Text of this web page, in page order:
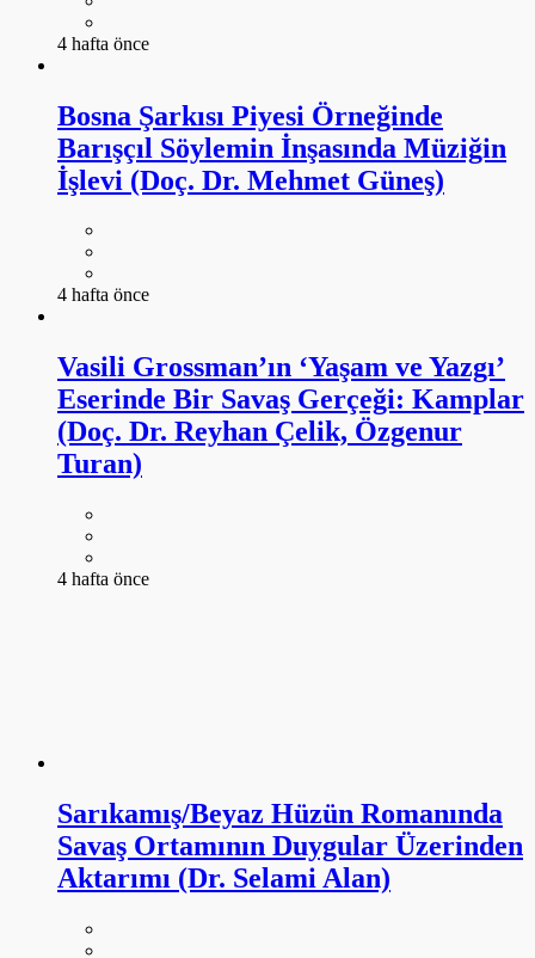
4 hafta önce
Bosna Şarkısı Piyesi Örneğinde
Barışçıl Söylemin İnşasında Müziğin
İşlevi (Doç. Dr. Mehmet Güneş)
4 hafta önce
Vasili Grossman’ın ‘Yaşam ve Yazgı’
Eserinde Bir Savaş Gerçeği: Kamplar
(Doç. Dr. Reyhan Çelik, Özgenur
Turan)
4 hafta önce
Sarıkamış/Beyaz Hüzün Romanında
Savaş Ortamının Duygular Üzerinden
Aktarımı (Dr. Selami Alan)